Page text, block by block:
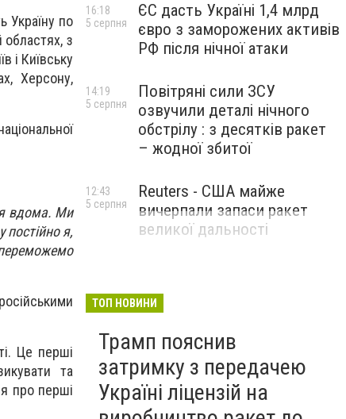
Україну по
областях, з
і Київську
Херсону,
вдома. Ми
я,
Це перші
та
про перші
ЄС дасть Україні 1,4 млрд
євро з заморожених активів
РФ після нічної атаки
16:18
5 серпня
Повітряні сили ЗСУ
озвучили деталі нічного
обстрілу : з десятків ракет
– жодної збитої
14:19
5 серпня
Reuters - США майже
вичерпали запаси ракет
великої дальності
12:43
5 серпня
ТОП НОВИНИ
Трамп пояснив
затримку з передачею
Україні ліцензій на